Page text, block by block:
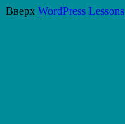
Вверх WordPress Lessons